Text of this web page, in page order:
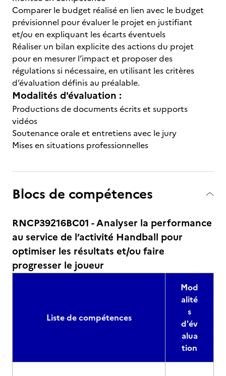
Comparer le budget réalisé en lien avec le budget
prévisionnel pour évaluer le projet en justifiant
et/ou en expliquant les écarts éventuels
Réaliser un bilan explicite des actions du projet
pour en mesurer l’impact et proposer des
régulations si nécessaire, en utilisant les critères
d’évaluation définis au préalable.
Modalités d'évaluation :
Productions de documents écrits et supports
vidéos
Soutenance orale et entretiens avec le jury
Mises en situations professionnelles
Blocs de compétences
RNCP39216BC01 - Analyser la performance
au service de l’activité Handball pour
optimiser les résultats et/ou faire
progresser le joueur
Liste de compétences
Mod
alité
s
d'év
alua
tion